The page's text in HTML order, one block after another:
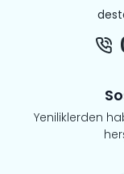
Yeniliklerden